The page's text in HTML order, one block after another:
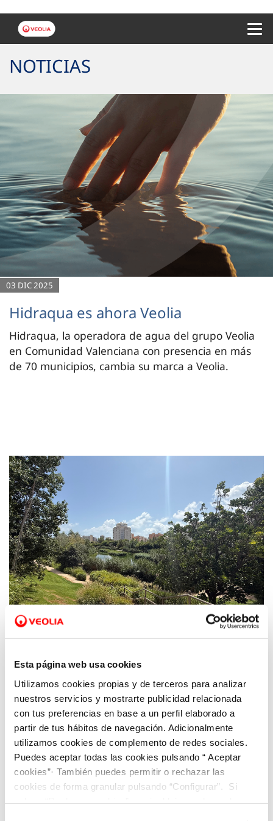
Esta página web usa cookies
Utilizamos cookies propias y de terceros para analizar
nuestros servicios y mostrarte publicidad relacionada
con tus preferencias en base a un perfil elaborado a
partir de tus hábitos de navegación. Adicionalmente
utilizamos cookies de complemento de redes sociales.
Puedes aceptar todas las cookies pulsando “ Aceptar
cookies”· También puedes permitir o rechazar las
cookies de forma granular pulsando “Configurar”. Si
NOTICIAS
03 DIC 2025
Hidraqua es ahora Veolia
Hidraqua, la operadora de agua del grupo Veolia
en Comunidad Valenciana con presencia en más
de 70 municipios, cambia su marca a Veolia.
parque inundable La Marjal como referente
internacional anti-inundaciones